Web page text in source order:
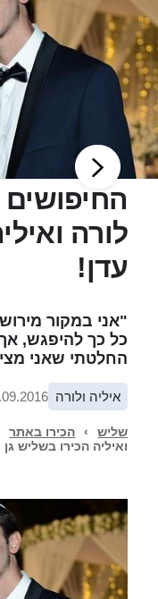
לורה
עדן!
"אני במקור
כל כך להיפגש,
החלטתי שאני
איליה ולורה
שליש › הכירו באתר
ואיליה הכירו בשליש גן